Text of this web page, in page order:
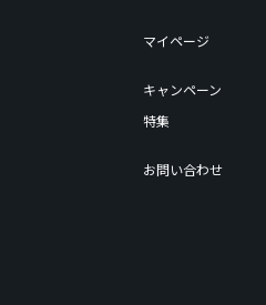
マイページ
キャンペーン
特集
お問い合わせ